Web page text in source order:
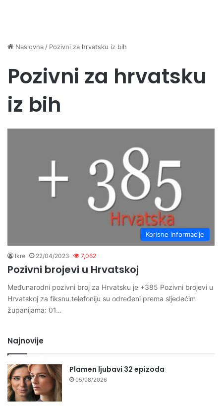
Naslovna / Pozivni za hrvatsku iz bih
Pozivni za hrvatsku
iz bih
Korisne informacije
Ikre 22/04/2023 7,062
Pozivni brojevi u Hrvatskoj
Međunarodni pozivni broj za Hrvatsku je +385 Pozivni brojevi u
Hrvatskoj za fiksnu telefoniju su određeni prema sljedećim
županijama: 01…
Najnovije
Plamen ljubavi 32 epizoda
05/08/2026